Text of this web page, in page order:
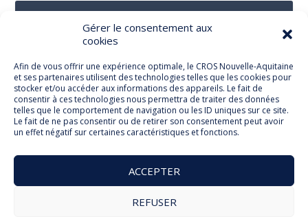
Gérer le consentement aux
cookies
Afin de vous offrir une expérience optimale, le CROS Nouvelle-Aquitaine
et ses partenaires utilisent des technologies telles que les cookies pour
stocker et/ou accéder aux informations des appareils. Le fait de
consentir à ces technologies nous permettra de traiter des données
telles que le comportement de navigation ou les ID uniques sur ce site.
Le fait de ne pas consentir ou de retirer son consentement peut avoir
un effet négatif sur certaines caractéristiques et fonctions.
ACCEPTER
REFUSER
Facebook